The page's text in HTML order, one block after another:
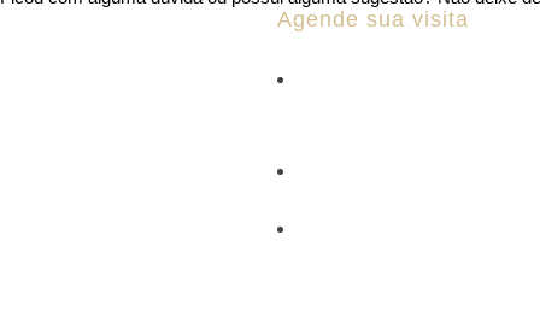
Agende sua visita